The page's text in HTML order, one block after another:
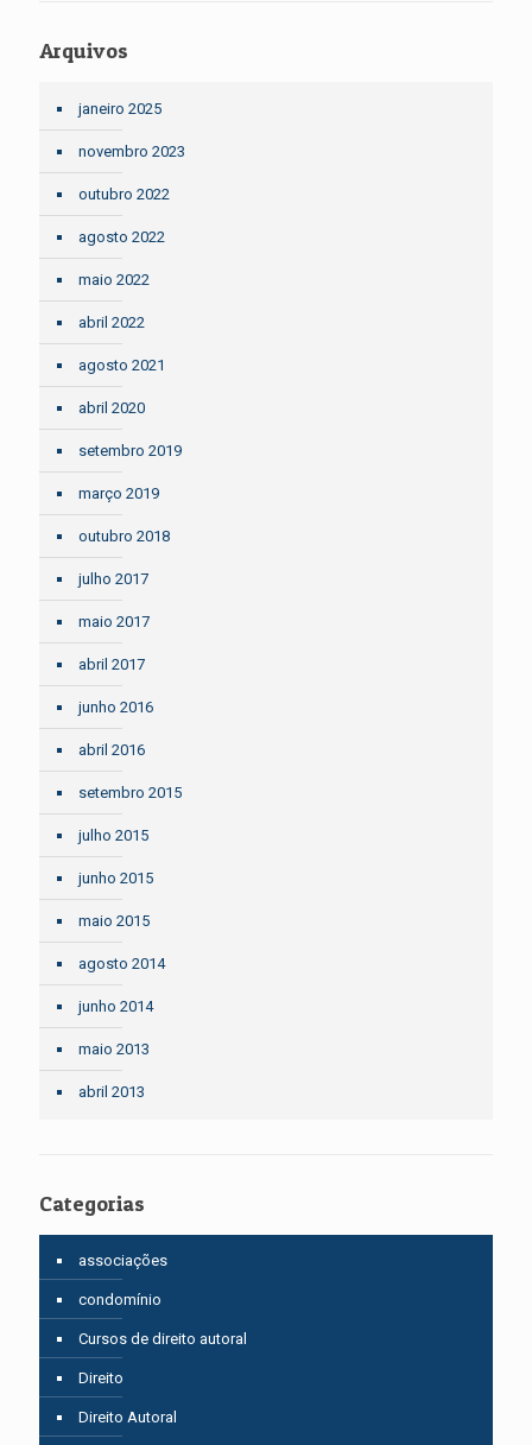
Arquivos
janeiro 2025
novembro 2023
outubro 2022
agosto 2022
maio 2022
abril 2022
agosto 2021
abril 2020
setembro 2019
março 2019
outubro 2018
julho 2017
maio 2017
abril 2017
junho 2016
abril 2016
setembro 2015
julho 2015
junho 2015
maio 2015
agosto 2014
junho 2014
maio 2013
abril 2013
Categorias
associações
condomínio
Cursos de direito autoral
Direito
Direito Autoral